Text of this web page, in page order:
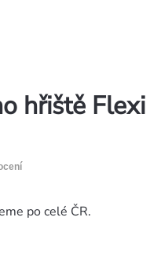
hřiště Flexi
po celé ČR.